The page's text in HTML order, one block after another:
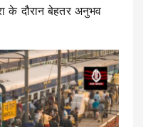
के दौरान बेहतर अनुभव